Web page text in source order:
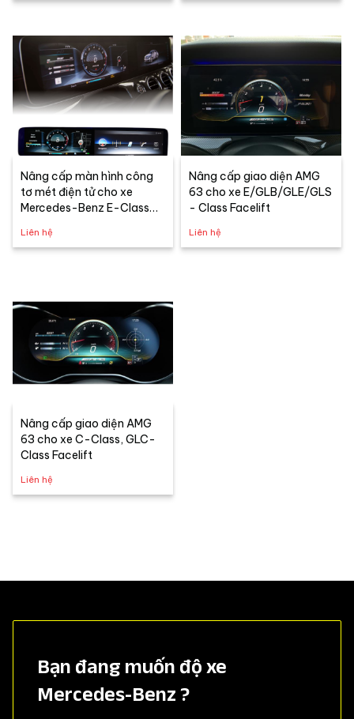
Nâng cấp màn hình công
tơ mét điện tử cho xe
Mercedes-Benz E-Class
Liên hệ
Nâng cấp giao diện AMG
63 cho xe E/GLB/GLE/GLS
- Class Facelift
Liên hệ
Nâng cấp giao diện AMG
63 cho xe C-Class, GLC-
Class Facelift
Liên hệ
Bạn đang muốn độ xe
Mercedes-Benz ?